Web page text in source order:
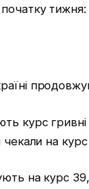
курс
чекали на
на курс